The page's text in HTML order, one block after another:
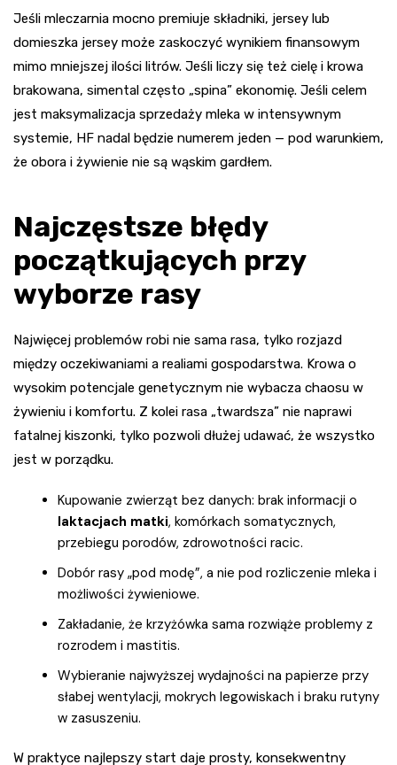
Jeśli mleczarnia mocno premiuje składniki, jersey lub
domieszka jersey może zaskoczyć wynikiem finansowym
mimo mniejszej ilości litrów. Jeśli liczy się też cielę i krowa
brakowana, simental często „spina” ekonomię. Jeśli celem
jest maksymalizacja sprzedaży mleka w intensywnym
systemie, HF nadal będzie numerem jeden — pod warunkiem,
że obora i żywienie nie są wąskim gardłem.
Najczęstsze błędy
początkujących przy
wyborze rasy
Najwięcej problemów robi nie sama rasa, tylko rozjazd
między oczekiwaniami a realiami gospodarstwa. Krowa o
wysokim potencjale genetycznym nie wybacza chaosu w
żywieniu i komfortu. Z kolei rasa „twardsza” nie naprawi
fatalnej kiszonki, tylko pozwoli dłużej udawać, że wszystko
jest w porządku.
Kupowanie zwierząt bez danych: brak informacji o
laktacjach matki, komórkach somatycznych,
przebiegu porodów, zdrowotności racic.
Dobór rasy „pod modę”, a nie pod rozliczenie mleka i
możliwości żywieniowe.
Zakładanie, że krzyżówka sama rozwiąże problemy z
rozrodem i mastitis.
Wybieranie najwyższej wydajności na papierze przy
słabej wentylacji, mokrych legowiskach i braku rutyny
w zasuszeniu.
W praktyce najlepszy start daje prosty, konsekwentny